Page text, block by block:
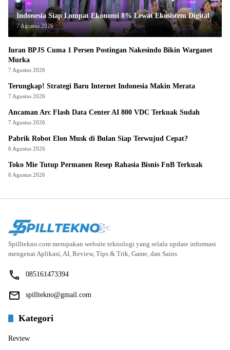
Indonesia Siap Lompat Ekonomi 8% Lewat Ekosistem Digital
7 Agustus 2026
Iuran BPJS Cuma 1 Persen Postingan Nakesindo Bikin Warganet
Murka
7 Agustus 2026
Terungkap! Strategi Baru Internet Indonesia Makin Merata
7 Agustus 2026
Ancaman Arc Flash Data Center AI 800 VDC Terkuak Sudah
7 Agustus 2026
Pabrik Robot Elon Musk di Bulan Siap Terwujud Cepat?
6 Agustus 2026
Toko Mie Tutup Permanen Resep Rahasia Bisnis FnB Terkuak
6 Agustus 2026
Spilltekno.com merupakan website teknologi yang selalu update informasi
mengenai Aplikasi, AI, Review, Tips & Trik, Game, dan Sains.
085161473394
spilltekno@gmail.com
Kategori
Review